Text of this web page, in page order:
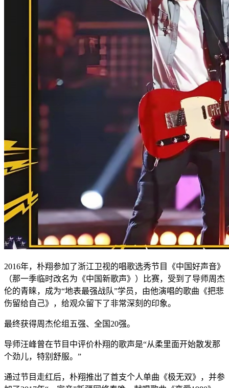
2016年，朴翔参加了浙江卫视的唱歌选秀节目《中国好声音》
（那一季临时改名为《中国新歌声》）比赛，受到了导师周杰
伦的青睐，成为“地表最强战队”学员，由他演唱的歌曲《把悲
伤留给自己》，给观众留下了非常深刻的印象。
最终获得周杰伦组五强、全国20强。
导师汪峰曾在节目中评价朴翔的歌声是“从柔里面开始散发那
个劲儿，特别舒服。”
通过节目走红后，朴翔推出了首支个人单曲《极无双》，并参